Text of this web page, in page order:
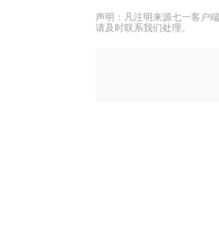
声明：凡注明来源七一客户
请及时联系我们处理。